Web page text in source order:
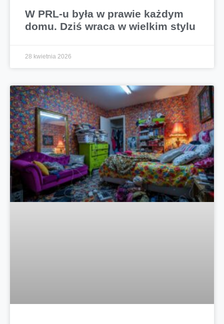
W PRL-u była w prawie każdym
domu. Dziś wraca w wielkim stylu
28 kwietnia 2026